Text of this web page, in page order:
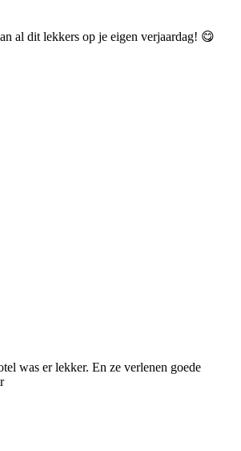
al dit lekkers op je eigen verjaardag! 😋
was er lekker. En ze verlenen goede